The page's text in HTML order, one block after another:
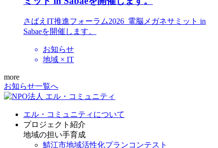
さばえIT推進フォーラム2026_電脳メガネサミット in
Sabaeを開催します。
お知らせ
地域 × IT
more
お知らせ一覧へ
エル・コミュニティについて
プロジェクト紹介
地域の担い手育成
鯖江市地域活性化プランコンテスト